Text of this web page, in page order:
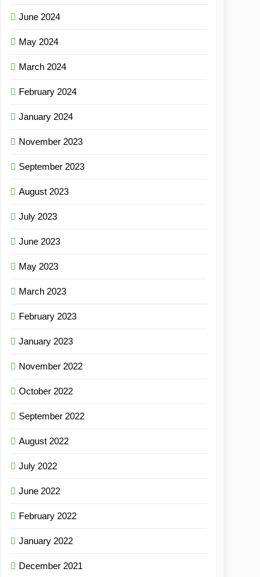
June 2024
May 2024
March 2024
February 2024
January 2024
November 2023
September 2023
August 2023
July 2023
June 2023
May 2023
March 2023
February 2023
January 2023
November 2022
October 2022
September 2022
August 2022
July 2022
June 2022
February 2022
January 2022
December 2021